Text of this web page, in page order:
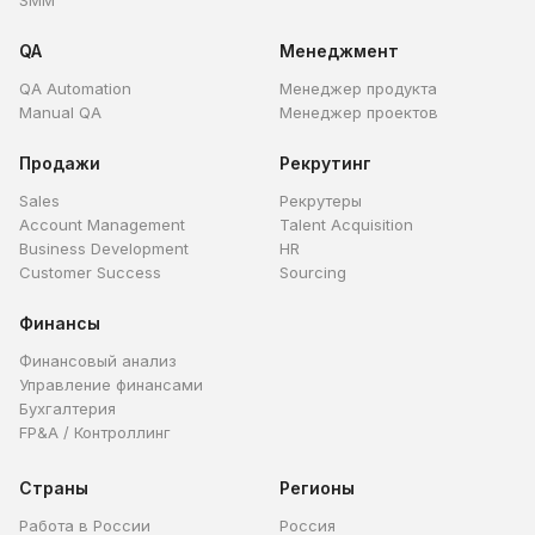
QA
QA Automation
Manual QA
Менеджмент
Менеджер продукта
Менеджер проектов
Продажи
Sales
Account Management
Business Development
Customer Success
Рекрутинг
Рекрутеры
Talent Acquisition
HR
Sourcing
Финансы
Финансовый анализ
Управление финансами
Бухгалтерия
FP&A / Контроллинг
Страны
Работа в России
Регионы
Россия